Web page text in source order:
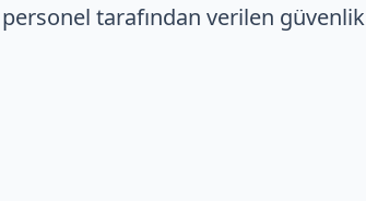
tarafından verilen güvenlik